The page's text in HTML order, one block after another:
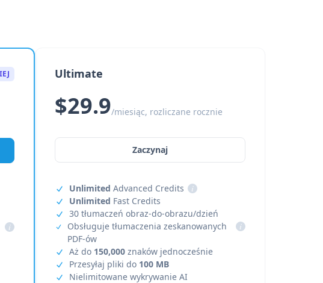
i
Ultimate
$29.9/miesiąc, rozliczane rocznie
Zaczynaj
Unlimited Advanced Credits
i
Unlimited Fast Credits
30 tłumaczeń obraz-do-obrazu/dzień
Obsługuje tłumaczenia zeskanowanych
PDF-ów
i
Aż do 150,000znaków jednocześnie
Przesyłaj pliki do 100 MB
Nielimitowane wykrywanie AI